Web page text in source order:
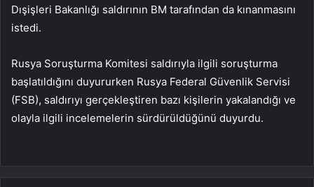
Dışişleri Bakanlığı saldırının BM tarafından da kınanmasını
istedi.
Rusya Soruşturma Komitesi saldırıyla ilgili soruşturma
başlatıldığını duyururken Rusya Federal Güvenlik Servisi
(FSB), saldırıyı gerçekleştiren bazı kişilerin yakalandığı ve
olayla ilgili incelemelerin sürdürüldüğünü duyurdu.